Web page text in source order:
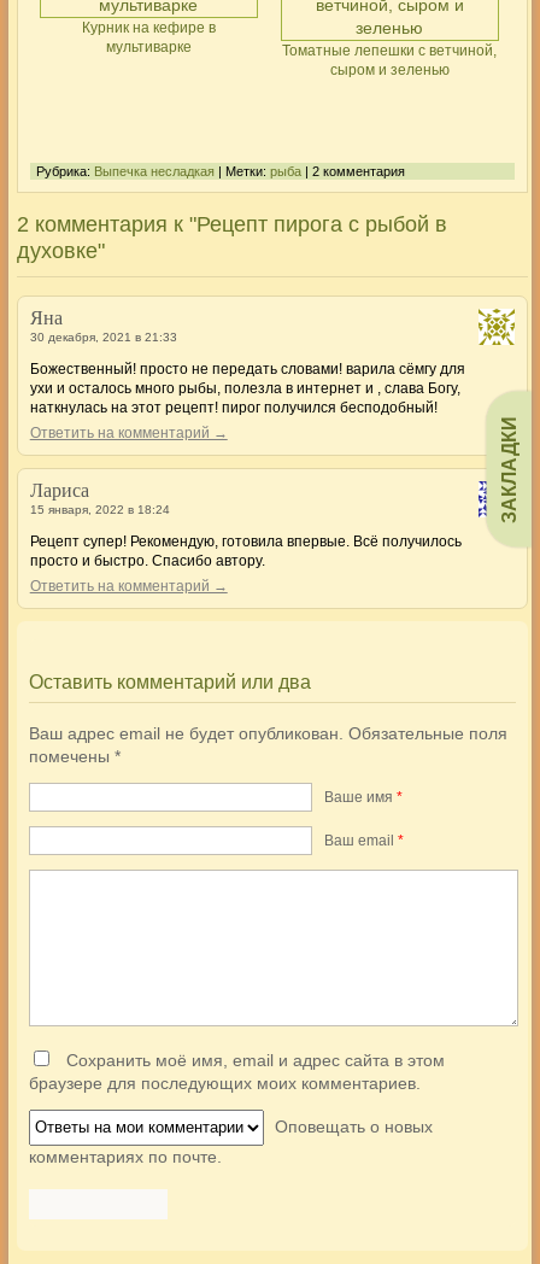
ЗАКЛАДКИ
Курник на кефире в
мультиварке
Томатные лепешки с ветчиной,
сыром и зеленью
Рубрика: Выпечка несладкая| Метки: рыба| 2 комментария
2 комментария к "Рецепт пирога с рыбой в
духовке"
Яна
30 декабря, 2021 в 21:33
Божественный! просто не передать словами! варила сёмгу для
ухи и осталось много рыбы, полезла в интернет и , слава Богу,
наткнулась на этот рецепт! пирог получился бесподобный!
Ответить на комментарий →
Лариса
15 января, 2022 в 18:24
Рецепт супер! Рекомендую, готовила впервые. Всё получилось
просто и быстро. Спасибо автору.
Ответить на комментарий →
Оставить комментарий или два
Ваш адрес email не будет опубликован. Обязательные поля
помечены *
Ваше имя *
Ваш еmail *
Сохранить моё имя, email и адрес сайта в этом
браузере для последующих моих комментариев.
Оповещать о новых
комментариях по почте.